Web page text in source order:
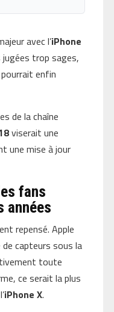
avec l’iPhone
trop sages,
enfin
de la chaîne
viserait une
une mise à jour
fans
années
repensé. Apple
capteurs sous la
toute
ce serait la plus
iPhone X.